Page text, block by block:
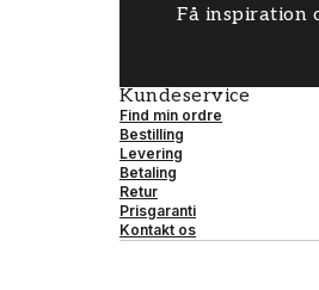
Få inspiration
Kundeservice
Find min ordre
Bestilling
Levering
Betaling
Retur
Prisgaranti
Kontakt os